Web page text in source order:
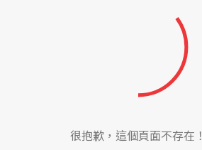
很抱歉，這個頁面不存在！